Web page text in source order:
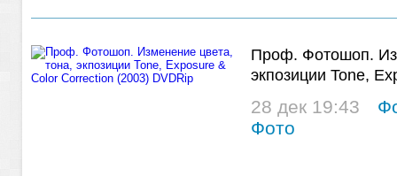
Проф. Фотошоп.
экпозиции Tone,
28 дек 19:43
Фото